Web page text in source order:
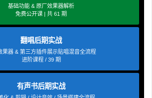
基础功能 & 原厂效果器解析
免费公开课 | 共 61 期
翻唱后期实战
果器 & 第三方插件展示贴唱混音全流程
进阶课程 / 39 期
有声书后期实战